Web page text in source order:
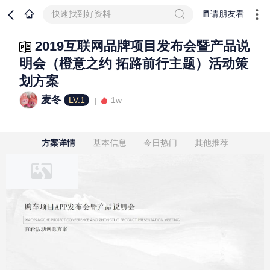
快速找到好资料 🧧请朋友看
2019互联网品牌项目发布会暨产品说
明会（橙意之约 拓路前行主题）活动策
划方案
麦冬 LV.1 1w
方案详情 基本信息 今日热门 其他推荐